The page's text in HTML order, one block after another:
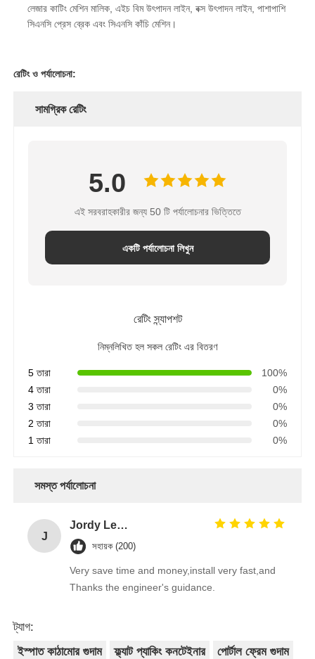
লেজার কাটিং মেশিন মালিক, এইচ বিম উৎপাদন লাইন, বক্স উৎপাদন লাইন, পাশাপাশি
সিএনসি প্রেস ব্রেক এবং সিএনসি কাঁচি মেশিন।
রেটিং ও পর্যালোচনা:
সামগ্রিক রেটিং
5.0
এই সরবরাহকারীর জন্য 50 টি পর্যালোচনার ভিত্তিতে
একটি পর্যালোচনা লিখুন
রেটিং স্ন্যাপশট
নিম্নলিখিত হল সকল রেটিং এর বিতরণ
5 তারা
100%
4 তারা
0%
3 তারা
0%
2 তারা
0%
1 তারা
0%
সমস্ত পর্যালোচনা
J
Jordy Leong
সহায়ক (200)
Very save time and money,install very fast,and
Thanks the engineer's guidance.
ট্যাগ:
ইস্পাত কাঠামোর গুদাম
ফ্ল্যাট প্যাকিং কনটেইনার পোর্টাল ফ্রেম গুদাম